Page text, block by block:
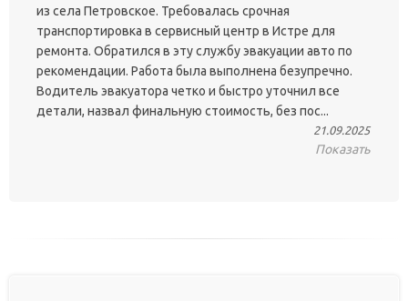
из села Петровское. Требовалась срочная
транспортировка в сервисный центр в Истре для
ремонта. Обратился в эту службу эвакуации авто по
рекомендации. Работа была выполнена безупречно.
Водитель эвакуатора четко и быстро уточнил все
детали, назвал финальную стоимость, без пос...
21.09.2025
Показать